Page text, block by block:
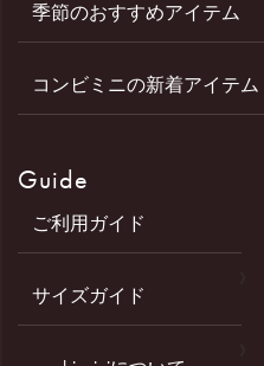
季節のおすすめアイテム
コンビミニの新着アイテム
Guide
ご利用ガイド
サイズガイド